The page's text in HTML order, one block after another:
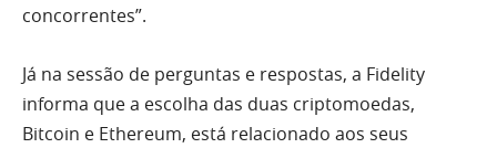
concorrentes”.
Já na sessão de perguntas e respostas, a Fidelity
informa que a escolha das duas criptomoedas,
Bitcoin e Ethereum, está relacionado aos seus